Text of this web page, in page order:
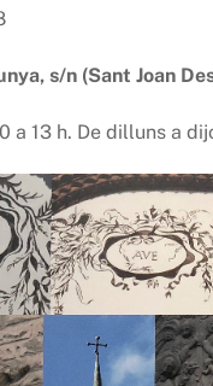
s/n (Sant Joan
a 13 h. De dilluns a